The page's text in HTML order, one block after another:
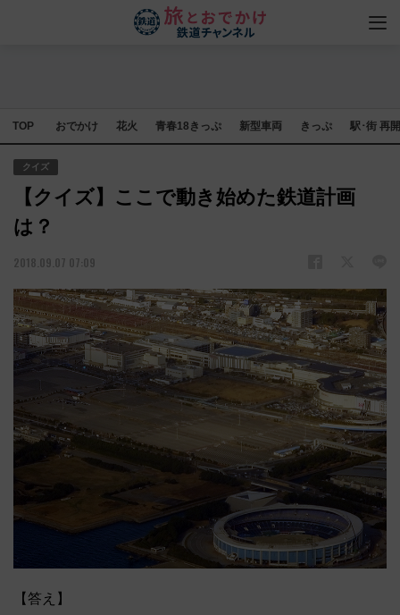
TOP おでかけ 花火 青春18きっぷ 新型車両 きっぷ 駅･街 再
クイズ
【クイズ】ここで動き始めた鉄道計画
は？
2018.09.07 07:09
【答え】